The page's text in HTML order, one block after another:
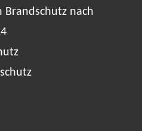
Brandschutz nach